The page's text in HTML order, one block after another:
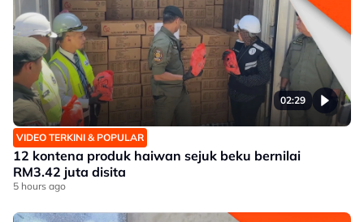
02:29
VIDEO TERKINI & POPULAR
12 kontena produk haiwan sejuk beku bernilai
RM3.42 juta disita
5 hours ago